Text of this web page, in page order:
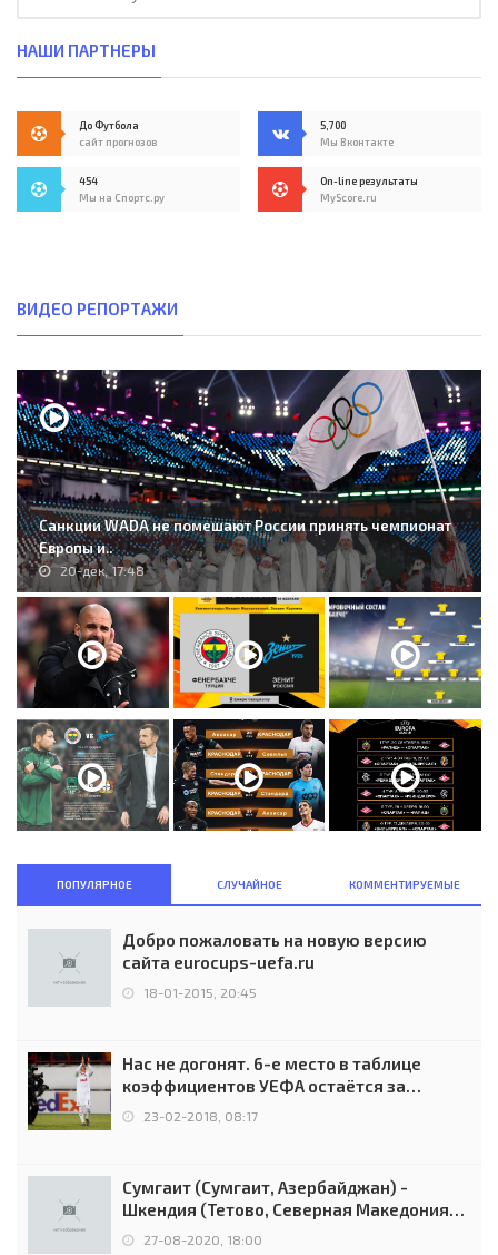
НАШИ ПАРТНЕРЫ
До Футбола
сайт прогнозов
5,700
Мы Вконтакте
454
Мы на Спортс.ру
On-line результаты
MyScore.ru
ВИДЕО РЕПОРТАЖИ
Санкции WADA не помешают России принять чемпионат
Европы и..
20-дек, 17:48
ПОПУЛЯРНОЕ СЛУЧАЙНОЕ КОММЕНТИРУЕМЫЕ
Добро пожаловать на новую версию
сайта eurocups-uefa.ru
18-01-2015, 20:45
Нас не догонят. 6-е место в таблице
коэффициентов УЕФА остаётся за
Россией
23-02-2018, 08:17
Сумгаит (Сумгаит, Азербайджан) -
Шкендия (Тетово, Северная Македония) -
0:2 (0:0)
27-08-2020, 18:00